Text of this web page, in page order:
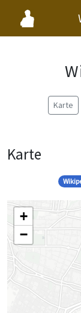
Karte
Karte
+
−